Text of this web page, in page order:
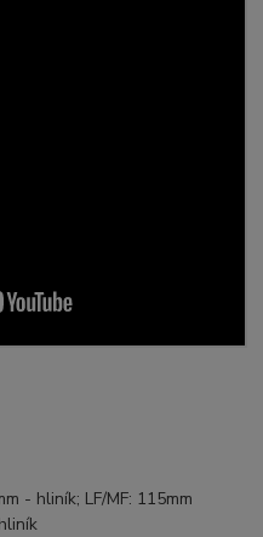
- hliník; LF/MF: 115mm